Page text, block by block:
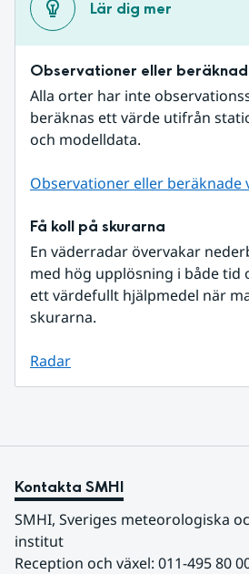
Lär dig mer
Observationer eller
Alla orter har inte
beräknas ett värde utifrån
och modelldata.
Observationer eller beräknade
Få koll på skurarna
En väderradar övervakar
med hög upplösning i både tid
ett värdefullt hjälpmedel när
skurarna.
Radar
Kontakta SMHI
SMHI, Sveriges meteorologiska
institut
Reception och växel: 011-495 80